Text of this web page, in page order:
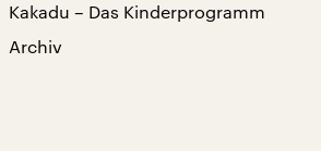
Kakadu – Das Kinderprogramm
Archiv